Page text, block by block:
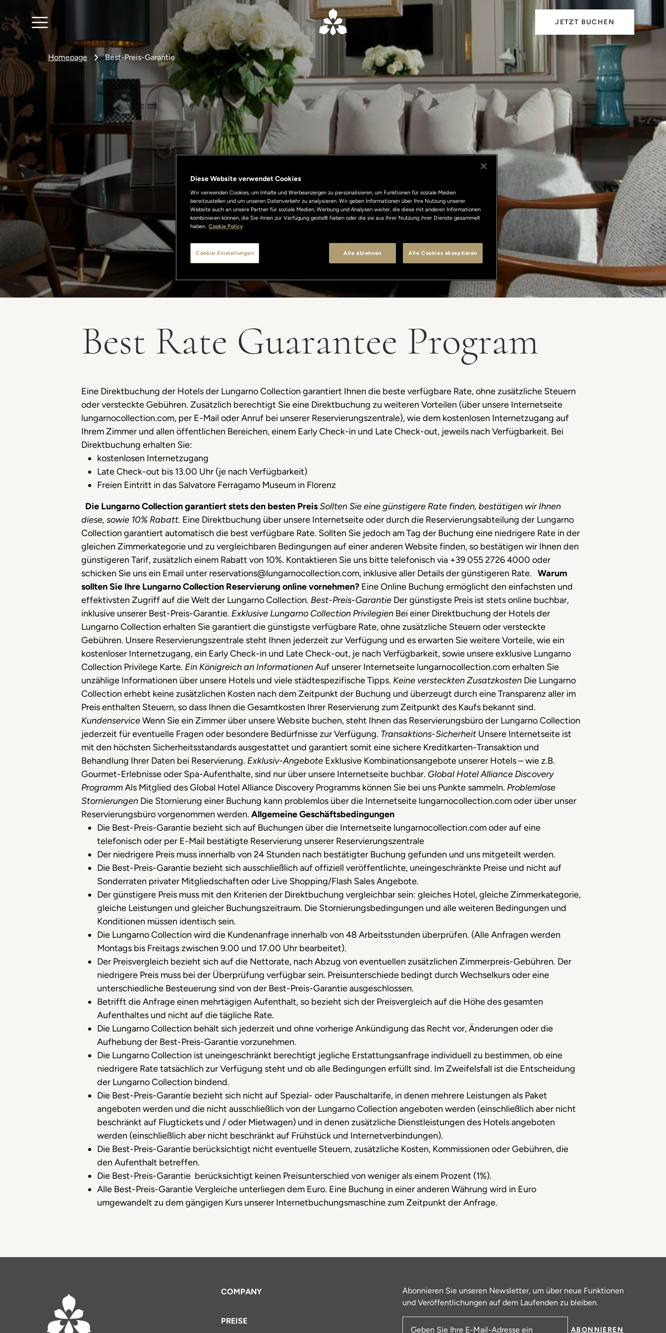
JETZT BUCHEN
Homepage Best-Preis-Garantie
Best Rate Guarantee Program
Eine Direktbuchung der Hotels der Lungarno Collection garantiert Ihnen die beste verfügbare Rate, ohne zusätzliche Steuern
oder versteckte Gebühren. Zusätzlich berechtigt Sie eine Direktbuchung zu weiteren Vorteilen (über unsere Internetseite
lungarnocollection.com, per E-Mail oder Anruf bei unserer Reservierungszentrale), wie dem kostenlosen Internetzugang auf
Ihrem Zimmer und allen öffentlichen Bereichen, einem Early Check-in und Late Check-out, jeweils nach Verfügbarkeit. Bei
Direktbuchung erhalten Sie:
kostenlosen Internetzugang
Late Check-out bis 13.00 Uhr (je nach Verfügbarkeit)
Freien Eintritt in das Salvatore Ferragamo Museum in Florenz
Die Lungarno Collection garantiert stets den besten PreisSollten Sie eine günstigere Rate finden, bestätigen wir Ihnen
diese, sowie 10% Rabatt. Eine Direktbuchung über unsere Internetseite oder durch die Reservierungsabteilung der Lungarno
Collection garantiert automatisch die best verfügbare Rate. Sollten Sie jedoch am Tag der Buchung eine niedrigere Rate in der
gleichen Zimmerkategorie und zu vergleichbaren Bedingungen auf einer anderen Website finden, so bestätigen wir Ihnen den
günstigeren Tarif, zusätzlich einem Rabatt von 10%. Kontaktieren Sie uns bitte telefonisch via +39 055 2726 4000 oder
schicken Sie uns ein Email unter reservations@lungarnocollection.com, inklusive aller Details der günstigeren Rate. Warum
sollten Sie Ihre Lungarno Collection Reservierung online vornehmen? Eine Online Buchung ermöglicht den einfachsten und
effektivsten Zugriff auf die Welt der Lungarno Collection. Best-Preis-Garantie Der günstigste Preis ist stets online buchbar,
inklusive unserer Best-Preis-Garantie. Exklusive Lungarno Collection Privilegien Bei einer Direktbuchung der Hotels der
Lungarno Collection erhalten Sie garantiert die günstigste verfügbare Rate, ohne zusätzliche Steuern oder versteckte
Gebühren. Unsere Reservierungszentrale steht Ihnen jederzeit zur Verfügung und es erwarten Sie weitere Vorteile, wie ein
kostenloser Internetzugang, ein Early Check-in und Late Check-out, je nach Verfügbarkeit, sowie unsere exklusive Lungarno
Collection Privilege Karte. Ein Königreich an InformationenAuf unserer Internetseite lungarnocollection.com erhalten Sie
unzählige Informationen über unsere Hotels und viele städtespezifische Tipps. Keine versteckten Zusatzkosten Die Lungarno
Collection erhebt keine zusätzlichen Kosten nach dem Zeitpunkt der Buchung und überzeugt durch eine Transparenz aller im
Preis enthalten Steuern, so dass Ihnen die Gesamtkosten Ihrer Reservierung zum Zeitpunkt des Kaufs bekannt sind.
KundenserviceWenn Sie ein Zimmer über unsere Website buchen, steht Ihnen das Reservierungsbüro der Lungarno Collection
jederzeit für eventuelle Fragen oder besondere Bedürfnisse zur Verfügung. Transaktions-Sicherheit Unsere Internetseite ist
mit den höchsten Sicherheitsstandards ausgestattet und garantiert somit eine sichere Kreditkarten-Transaktion und
Behandlung Ihrer Daten bei Reservierung. Exklusiv-Angebote Exklusive Kombinationsangebote unserer Hotels – wie z.B.
Gourmet-Erlebnisse oder Spa-Aufenthalte, sind nur über unsere Internetseite buchbar. Global Hotel Alliance Discovery
ProgrammAls Mitglied des Global Hotel Alliance Discovery Programms können Sie bei uns Punkte sammeln. Problemlose
Stornierungen Die Stornierung einer Buchung kann problemlos über die Internetseite lungarnocollection.com oder über unser
Reservierungsbüro vorgenommen werden. Allgemeine Geschäftsbedingungen
Die Best-Preis-Garantie bezieht sich auf Buchungen über die Internetseite lungarnocollection.com oder auf eine
telefonisch oder per E-Mail bestätigte Reservierung unserer Reservierungszentrale
Der niedrigere Preis muss innerhalb von 24 Stunden nach bestätigter Buchung gefunden und uns mitgeteilt werden.
Die Best-Preis-Garantie bezieht sich ausschließlich auf offiziell veröffentlichte, uneingeschränkte Preise und nicht auf
Sonderraten privater Mitgliedschaften oder Live Shopping/Flash Sales Angebote.
Der günstigere Preis muss mit den Kriterien der Direktbuchung vergleichbar sein: gleiches Hotel, gleiche Zimmerkategorie,
gleiche Leistungen und gleicher Buchungszeitraum. Die Stornierungsbedingungen und alle weiteren Bedingungen und
Konditionen müssen identisch sein.
Die Lungarno Collection wird die Kundenanfrage innerhalb von 48 Arbeitsstunden überprüfen. (Alle Anfragen werden
Montags bis Freitags zwischen 9.00 und 17.00 Uhr bearbeitet).
Der Preisvergleich bezieht sich auf die Nettorate, nach Abzug von eventuellen zusätzlichen Zimmerpreis-Gebühren. Der
niedrigere Preis muss bei der Überprüfung verfügbar sein. Preisunterschiede bedingt durch Wechselkurs oder eine
unterschiedliche Besteuerung sind von der Best-Preis-Garantie ausgeschlossen.
Betrifft die Anfrage einen mehrtägigen Aufenthalt, so bezieht sich der Preisvergleich auf die Höhe des gesamten
Aufenthaltes und nicht auf die tägliche Rate.
Die Lungarno Collection behält sich jederzeit und ohne vorherige Ankündigung das Recht vor, Änderungen oder die
Aufhebung der Best-Preis-Garantie vorzunehmen.
Die Lungarno Collection ist uneingeschränkt berechtigt jegliche Erstattungsanfrage individuell zu bestimmen, ob eine
niedrigere Rate tatsächlich zur Verfügung steht und ob alle Bedingungen erfüllt sind. Im Zweifelsfall ist die Entscheidung
der Lungarno Collection bindend.
Die Best-Preis-Garantie bezieht sich nicht auf Spezial- oder Pauschaltarife, in denen mehrere Leistungen als Paket
angeboten werden und die nicht ausschließlich von der Lungarno Collection angeboten werden (einschließlich aber nicht
beschränkt auf Flugtickets und / oder Mietwagen) und in denen zusätzliche Dienstleistungen des Hotels angeboten
werden (einschließlich aber nicht beschränkt auf Frühstück und Internetverbindungen).
Die Best-Preis-Garantie berücksichtigt nicht eventuelle Steuern, zusätzliche Kosten, Kommissionen oder Gebühren, die
den Aufenthalt betreffen.
Die Best-Preis-Garantie berücksichtigt keinen Preisunterschied von weniger als einem Prozent (1%).
Alle Best-Preis-Garantie Vergleiche unterliegen dem Euro. Eine Buchung in einer anderen Währung wird in Euro
umgewandelt zu dem gängigen Kurs unserer Internetbuchungsmaschine zum Zeitpunkt der Anfrage.
COMPANY
PREISE
Abonnieren Sie unseren Newsletter, um über neue Funktionen
und Veröffentlichungen auf dem Laufenden zu bleiben.
ABONNIEREN
Diese Website verwendet Cookies
Wir verwenden Cookies, um Inhalte und Werbeanzeigen zu personalisieren, um Funktionen für soziale Medien
bereitzustellen und um unseren Datenverkehr zu analysieren. Wir geben Informationen über Ihre Nutzung unserer
Website auch an unsere Partner für soziale Medien, Werbung und Analysen weiter, die diese mit anderen Informationen
kombinieren können, die Sie ihnen zur Verfügung gestellt haben oder die sie aus Ihrer Nutzung ihrer Dienste gesammelt
haben. Cookie Policy
Alle ablehnen Alle Cookies akzeptieren
Cookie-Einstellungen